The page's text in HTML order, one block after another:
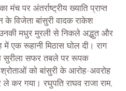
पर अंतर्राष्ट्रीय ख्याति प्राप्त
के विजेता बांसुरी वादक राकेश
उनकी मधुर मुरली से निकले अद्भुत और
एक रूहानी मिठास घोल दी। राग
सुरीला सफर तबले पर रूपक
को बांसुरी के आरोह-अवरोह
ले कर गया। रघुपति राघव राजा राम,